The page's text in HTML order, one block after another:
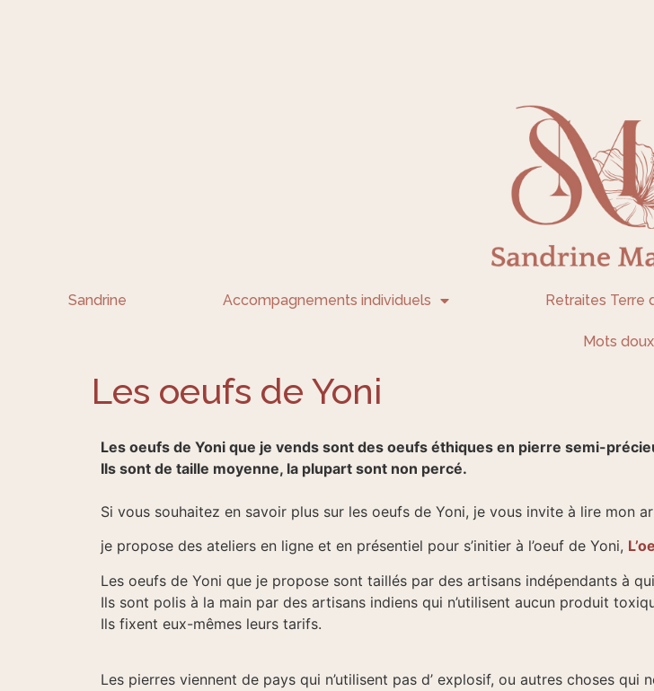
Sandrine Accompagnements individuels Retraites Terre
Mots doux
Les oeufs de Yoni
Les oeufs de Yoni que je vends sont des oeufs éthiques en pierre semi-
Ils sont de taille moyenne, la plupart sont non percé.
Si vous souhaitez en savoir plus sur les oeufs de Yoni, je vous invite à lire mon
je propose des ateliers en ligne et en présentiel pour s’initier à l’oeuf de Yoni,
Les oeufs de Yoni que je propose sont taillés par des artisans indépendants à
Ils sont polis à la main par des artisans indiens qui n’utilisent aucun produit
Ils fixent eux-mêmes leurs tarifs.
Les pierres viennent de pays qui n’utilisent pas d’ explosif, ou autres choses qui